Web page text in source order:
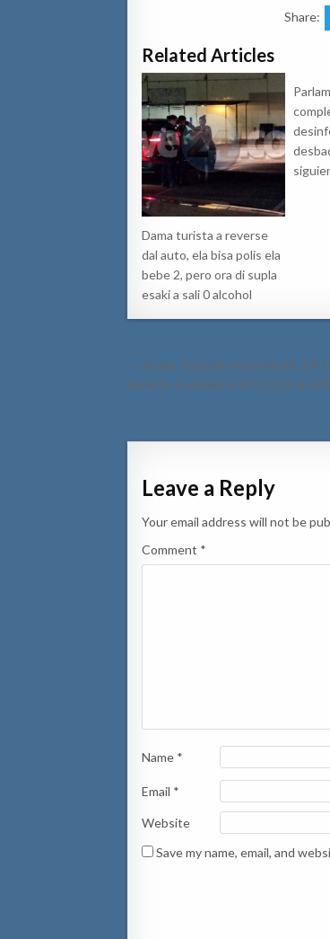
Share:
Related Articles
Dama turista a reverse
dal auto, ela bisa polis ela
bebe 2, pero ora di supla
esaki a sali 0 alcohol
Post
navigation
← Aruba Tourism Authority (A.T.A.)
durante e weekend di 12 y 13 di
Leave a Reply
Your email address will not be
Comment *
Name *
Email *
Website
Save my name, email, and